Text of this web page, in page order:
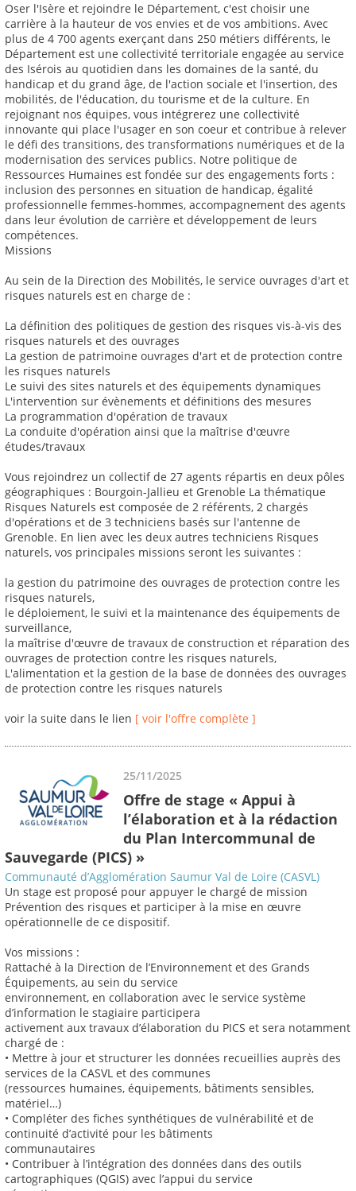
Oser l'Isère et rejoindre le Département, c'est choisir une
carrière à la hauteur de vos envies et de vos ambitions. Avec
plus de 4 700 agents exerçant dans 250 métiers différents, le
Département est une collectivité territoriale engagée au service
des Isérois au quotidien dans les domaines de la santé, du
handicap et du grand âge, de l'action sociale et l'insertion, des
mobilités, de l'éducation, du tourisme et de la culture. En
rejoignant nos équipes, vous intégrerez une collectivité
innovante qui place l'usager en son coeur et contribue à relever
le défi des transitions, des transformations numériques et de la
modernisation des services publics. Notre politique de
Ressources Humaines est fondée sur des engagements forts :
inclusion des personnes en situation de handicap, égalité
professionnelle femmes-hommes, accompagnement des agents
dans leur évolution de carrière et développement de leurs
compétences.
Missions
Au sein de la Direction des Mobilités, le service ouvrages d'art et
risques naturels est en charge de :
La définition des politiques de gestion des risques vis-à-vis des
risques naturels et des ouvrages
La gestion de patrimoine ouvrages d'art et de protection contre
les risques naturels
Le suivi des sites naturels et des équipements dynamiques
L'intervention sur évènements et définitions des mesures
La programmation d'opération de travaux
La conduite d'opération ainsi que la maîtrise d'œuvre
études/travaux
Vous rejoindrez un collectif de 27 agents répartis en deux pôles
géographiques : Bourgoin-Jallieu et Grenoble La thématique
Risques Naturels est composée de 2 référents, 2 chargés
d'opérations et de 3 techniciens basés sur l'antenne de
Grenoble. En lien avec les deux autres techniciens Risques
naturels, vos principales missions seront les suivantes :
la gestion du patrimoine des ouvrages de protection contre les
risques naturels,
le déploiement, le suivi et la maintenance des équipements de
surveillance,
la maîtrise d'œuvre de travaux de construction et réparation des
ouvrages de protection contre les risques naturels,
L'alimentation et la gestion de la base de données des ouvrages
de protection contre les risques naturels
voir la suite dans le lien [ voir l'offre complète ]
25/11/2025
Offre de stage « Appui à
l’élaboration et à la rédaction
du Plan Intercommunal de
Sauvegarde (PICS) »
Communauté d’Agglomération Saumur Val de Loire (CASVL)
Un stage est proposé pour appuyer le chargé de mission
Prévention des risques et participer à la mise en œuvre
opérationnelle de ce dispositif.
Vos missions :
Rattaché à la Direction de l’Environnement et des Grands
Équipements, au sein du service
environnement, en collaboration avec le service système
d’information le stagiaire participera
activement aux travaux d’élaboration du PICS et sera notamment
chargé de :
• Mettre à jour et structurer les données recueillies auprès des
services de la CASVL et des communes
(ressources humaines, équipements, bâtiments sensibles,
matériel…)
• Compléter des fiches synthétiques de vulnérabilité et de
continuité d’activité pour les bâtiments
communautaires
• Contribuer à l’intégration des données dans des outils
cartographiques (QGIS) avec l’appui du service